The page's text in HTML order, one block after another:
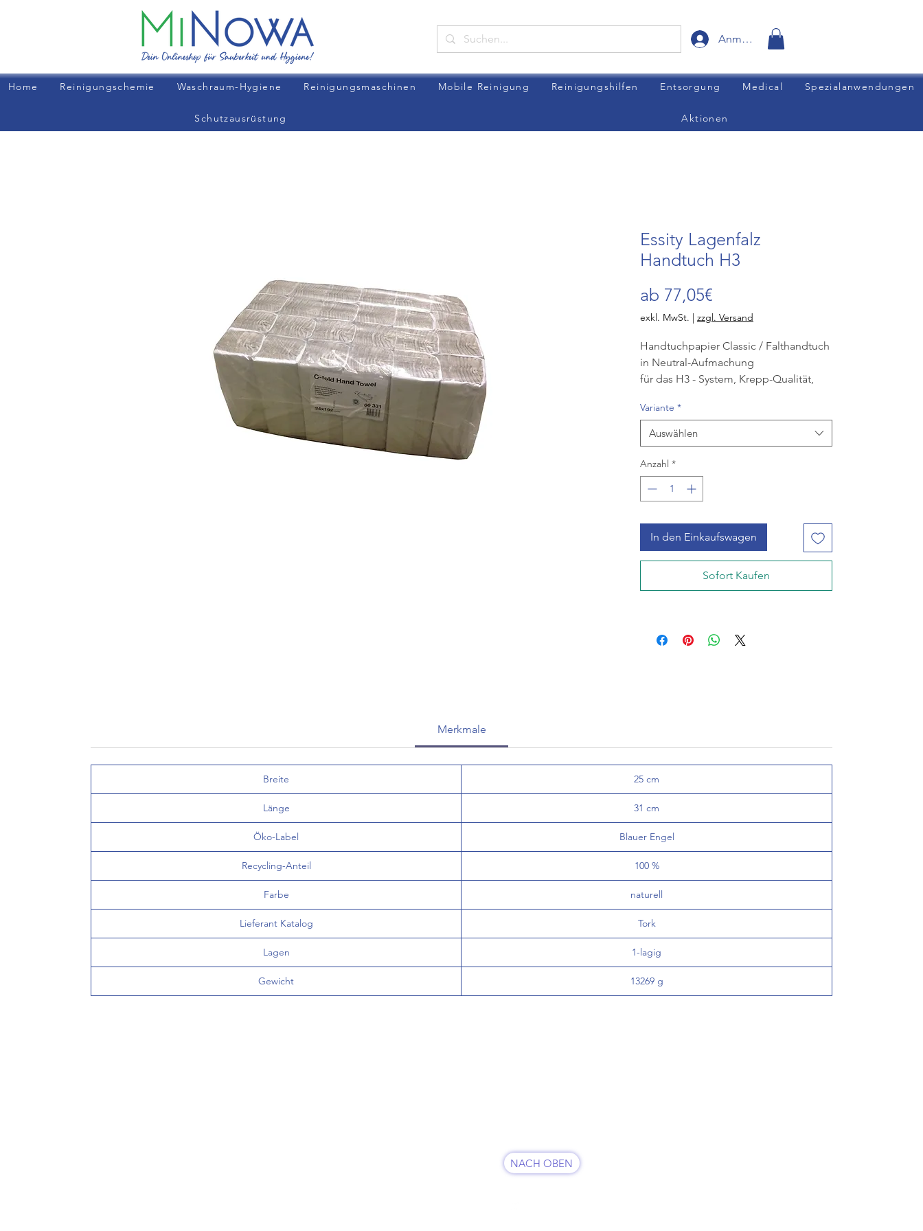
Anmelden
Home Reinigungschemie Waschraum-Hygiene Reinigungsmaschinen Mobile Reinigung Reinigungshilfen Entsorgung Medical Spezialanwendungen
Schutzausrüstung Aktionen
Essity Lagenfalz
Handtuch H3
ab 77,05€
Preis
exkl. MwSt. | zzgl. Versand
Handtuchpapier Classic / Falthandtuch
in Neutral-Aufmachung
für das H3 - System, Krepp-Qualität,
Handtuch System (Classic) (Art-Nr.
2063065), Breite 25 cm,
Farbe naturell, 1-lagig, Länge 31 cm,
Öko-Label Blauer
Engel, Recycling-Anteil 100 %, 1 Karton
à 24 x 192 Tu.
Variante *
Auswählen
Anzahl *
In den Einkaufswagen
Sofort Kaufen
Merkmale
Breite 25 cm
Länge 31 cm
Öko-Label Blauer Engel
Recycling-Anteil 100 %
Farbe naturell
Lieferant Katalog Tork
Lagen 1-lagig
Gewicht 13269 g
NACH OBEN